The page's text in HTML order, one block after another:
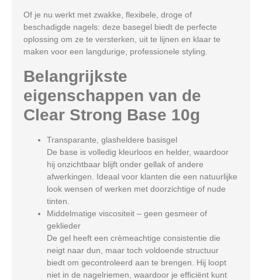
Of je nu werkt met zwakke, flexibele, droge of
beschadigde nagels: deze basegel biedt de perfecte
oplossing om ze te versterken, uit te lijnen en klaar te
maken voor een langdurige, professionele styling.
Belangrijkste
eigenschappen van de
Clear Strong Base 10g
Transparante, glasheldere basisgel
De base is volledig kleurloos en helder, waardoor
hij onzichtbaar blijft onder gellak of andere
afwerkingen. Ideaal voor klanten die een natuurlijke
look wensen of werken met doorzichtige of nude
tinten.
Middelmatige viscositeit – geen gesmeer of
geklieder
De gel heeft een crèmeachtige consistentie die
neigt naar dun, maar toch voldoende structuur
biedt om gecontroleerd aan te brengen. Hij loopt
niet in de nagelriemen, waardoor je efficiënt kunt